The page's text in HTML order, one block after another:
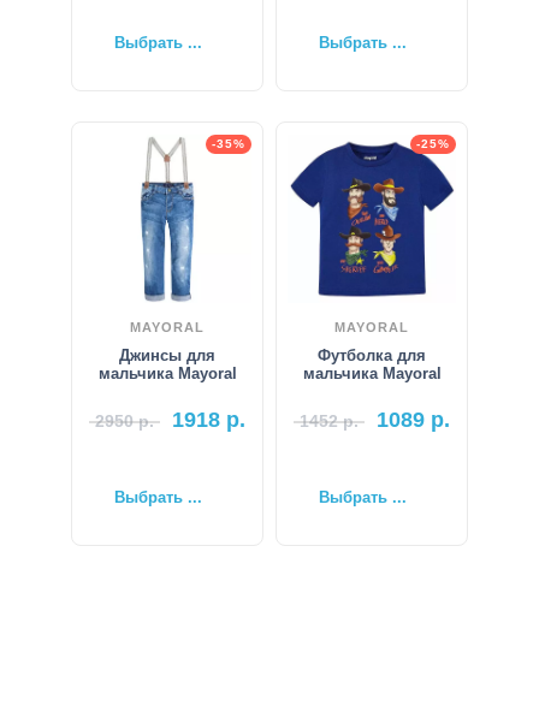
Выбрать ... Выбрать ...
-35%
MAYORAL
Джинсы для
мальчика Mayoral
2950р. 1918 р.
Выбрать ...
-25%
MAYORAL
Футболка для
мальчика Mayoral
1452р. 1089 р.
Выбрать ...